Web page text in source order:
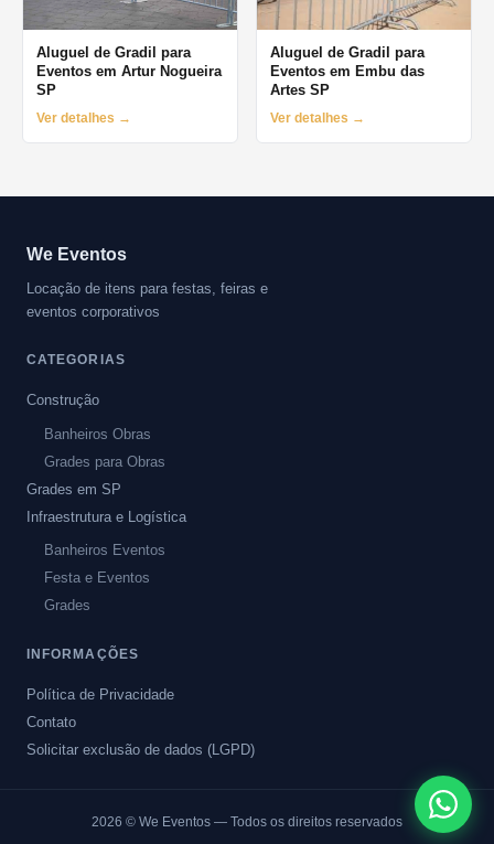
Aluguel de Gradil para
Eventos em Artur Nogueira
SP
Ver detalhes →
Aluguel de Gradil para
Eventos em Embu das
Artes SP
Ver detalhes →
We Eventos
Locação de itens para festas, feiras e
eventos corporativos
CATEGORIAS
Construção
Banheiros Obras
Grades para Obras
Grades em SP
Infraestrutura e Logística
Banheiros Eventos
Festa e Eventos
Grades
INFORMAÇÕES
Política de Privacidade
Contato
Solicitar exclusão de dados (LGPD)
2026 © We Eventos — Todos os direitos reservados